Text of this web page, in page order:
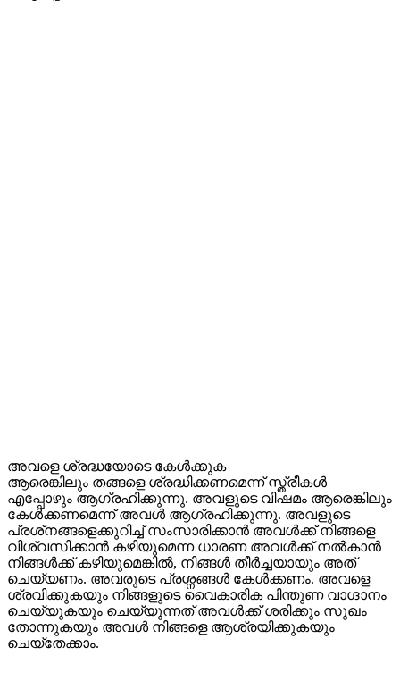
അവളെ ശ്രദ്ധയോടെ കേൾക്കുക
ആരെങ്കിലും തങ്ങളെ ശ്രദ്ധിക്കണമെന്ന് സ്ത്രീകൾ
എപ്പോഴും ആഗ്രഹിക്കുന്നു. അവളുടെ വിഷമം ആരെങ്കിലും
കേൾക്കണമെന്ന് അവൾ ആഗ്രഹിക്കുന്നു. അവളുടെ
പ്രശ്‌നങ്ങളെക്കുറിച്ച് സംസാരിക്കാൻ അവൾക്ക് നിങ്ങളെ
വിശ്വസിക്കാൻ കഴിയുമെന്ന ധാരണ അവൾക്ക് നൽകാൻ
നിങ്ങൾക്ക് കഴിയുമെങ്കിൽ, നിങ്ങൾ തീർച്ചയായും അത്
ചെയ്യണം. അവരുടെ പ്രശ്നങ്ങൾ കേൾക്കണം. അവളെ
ശ്രവിക്കുകയും നിങ്ങളുടെ വൈകാരിക പിന്തുണ വാഗ്ദാനം
ചെയ്യുകയും ചെയ്യുന്നത് അവൾക്ക് ശരിക്കും സുഖം
തോന്നുകയും അവൾ നിങ്ങളെ ആശ്രയിക്കുകയും
ചെയ്തേക്കാം.